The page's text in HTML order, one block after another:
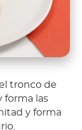
tronco de
forma las
y forma